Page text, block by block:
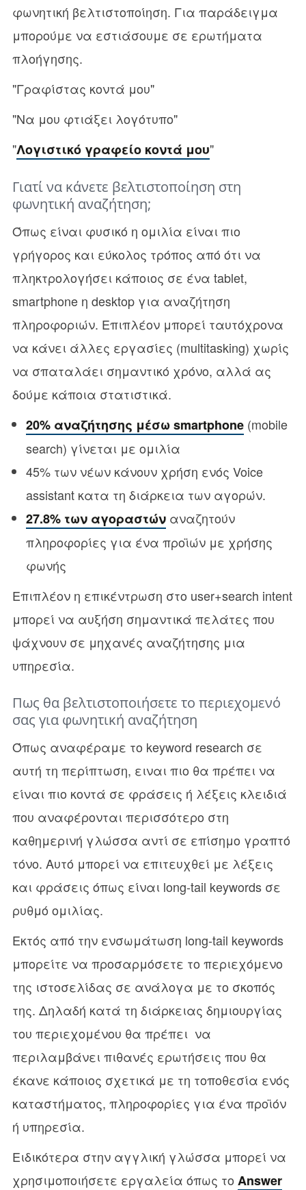
φωνητική βελτιστοποίηση. Για παράδειγμα
μπορούμε να εστιάσουμε σε ερωτήματα
πλοήγησης.
"Γραφίστας κοντά μου"
"Να μου φτιάξει λογότυπο"
"Λογιστικό γραφείο κοντά μου"
Γιατί να κάνετε βελτιστοποίηση στη
φωνητική αναζήτηση;
Όπως είναι φυσικό η ομιλία είναι πιο
γρήγορος και εύκολος τρόπος από ότι να
πληκτρολογήσει κάποιος σε ένα tablet,
smartphone η desktop για αναζήτηση
πληροφοριών. Επιπλέον μπορεί ταυτόχρονα
να κάνει άλλες εργασίες (multitasking) χωρίς
να σπαταλάει σημαντικό χρόνο, αλλά ας
δούμε κάποια στατιστικά.
20% αναζήτησης μέσω smartphone(mobile
search) γίνεται με ομιλία
45% των νέων κάνουν χρήση ενός Voice
assistant κατα τη διάρκεια των αγορών.
27.8% των αγοραστώναναζητούν
πληροφορίες για ένα προϊών με χρήσης
φωνής
Επιπλέον η επικέντρωση στο user+search intent
μπορεί να αυξήση σημαντικά πελάτες που
ψάχνουν σε μηχανές αναζήτησης μια
υπηρεσία.
Πως θα βελτιστοποιήσετε το περιεχομενό
σας για φωνητική αναζήτηση
Όπως αναφέραμε το keyword research σε
αυτή τη περίπτωση, ειναι πιο θα πρέπει να
είναι πιο κοντά σε φράσεις ή λέξεις κλειδιά
που αναφέρονται περισσότερο στη
καθημερινή γλώσσα αντί σε επίσημο γραπτό
τόνο. Αυτό μπορεί να επιτευχθεί με λέξεις
και φράσεις όπως είναι long-tail keywords σε
ρυθμό ομιλίας.
Εκτός από την ενσωμάτωση long-tail keywords
μπορείτε να προσαρμόσετε το περιεχόμενο
της ιστοσελίδας σε ανάλογα με το σκοπός
της. Δηλαδή κατά τη διάρκειας δημιουργίας
του περιεχομένου θα πρέπει να
περιλαμβάνει πιθανές ερωτήσεις που θα
έκανε κάποιος σχετικά με τη τοποθεσία ενός
καταστήματος, πληροφορίες για ένα προϊόν
ή υπηρεσία.
Ειδικότερα στην αγγλική γλώσσα μπορεί να
χρησιμοποιήσετε εργαλεία όπως το Answer